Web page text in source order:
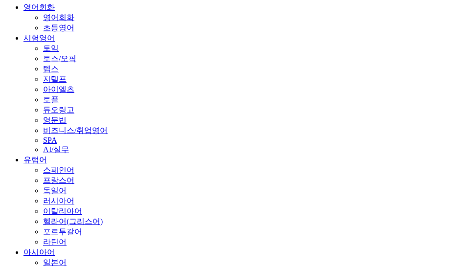
영어회화
영어회화
초등영어
시험영어
토익
토스/오픽
텝스
지텔프
아이엘츠
토플
듀오링고
영문법
비즈니스/취업영어
SPA
AI/실무
유럽어
스페인어
프랑스어
독일어
러시아어
이탈리아어
헬라어(그리스어)
포르투갈어
라틴어
아시아어
일본어